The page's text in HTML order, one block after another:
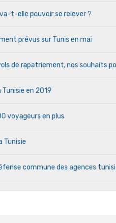
t-elle pouvoir se relever ?
prévus sur Tunis en mai
de rapatriement, nos souhaits
en 2019
voyageurs en plus
Tunisie
commune des agences